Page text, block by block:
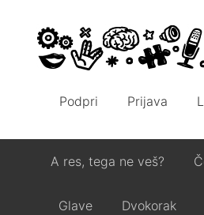
Podpri Prijava
A res, tega ne veš?
Glave Dvokorak